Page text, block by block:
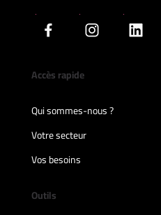
Accès rapide
Qui sommes-nous ?
Votre secteur
Vos besoins
Outils